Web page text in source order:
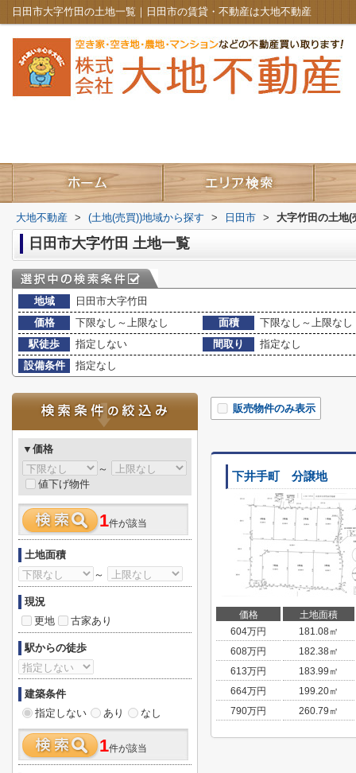
日田市大字竹田の土地一覧｜日田市の賃貸・不動産は大地不動産
大地不動産 > (土地(売買))地域から探す > 日田市 > 大字竹田の土地(
日田市大字竹田 土地一覧
地域
日田市大字竹田
価格
下限なし～上限なし 面積
下限なし～上限なし
駅徒歩
指定しない 間取り
指定なし
設備条件
指定なし
販売物件のみ表示
下井手町 分譲地
価格
土地面積
604万円
181.08㎡
608万円
182.38㎡
613万円
183.99㎡
664万円
199.20㎡
790万円 260.79㎡
▼価格
～
値下げ物件
1件が該当
土地面積
～
現況
更地
古家あり
駅からの徒歩
建築条件
指定しない
あり なし
1件が該当